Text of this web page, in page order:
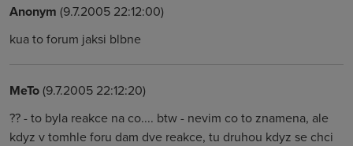
Anonym (9.7.2005 22:12:00)
kua to forum jaksi blbne
MeTo(9.7.2005 22:12:20)
?? - to byla reakce na co.... btw - nevim co to znamena, ale
kdyz v tomhle foru dam dve reakce, tu druhou kdyz se chci